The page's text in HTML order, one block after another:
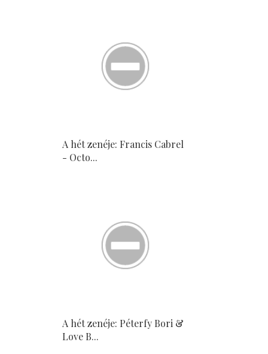
A hét zenéje: Francis Cabrel
- Octo...
A hét zenéje: Péterfy Bori &
Love B...